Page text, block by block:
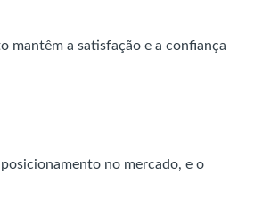
mantêm a satisfação e a confiança
no mercado, e o